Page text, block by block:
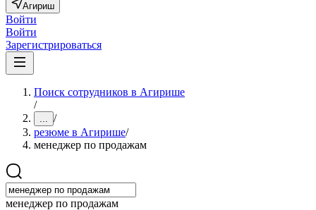
Агириш
Войти
Войти
Зарегистрироваться
Поиск сотрудников в Агирише
/
... /
резюме в Агирише/
менеджер по продажам
менеджер по продажам